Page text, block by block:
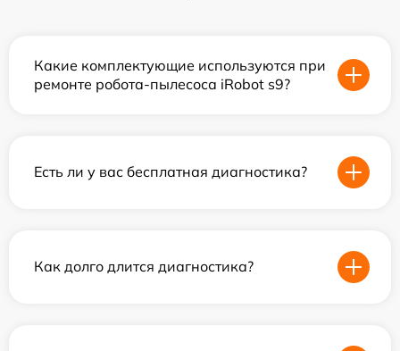
Какие комплектующие используются при
ремонте робота-пылесоса iRobot s9?
Есть ли у вас бесплатная диагностика?
Как долго длится диагностика?